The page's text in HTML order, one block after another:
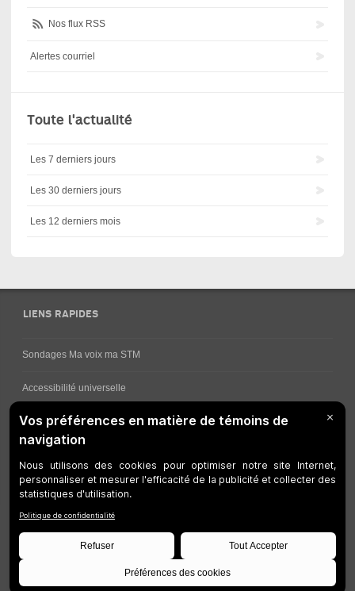
Nos flux RSS
Alertes courriel
Toute l'actualité
Les 7 derniers jours
Les 30 derniers jours
Les 12 derniers mois
LIENS RAPIDES
Sondages Ma voix ma STM
Accessibilité universelle
Comment obtenir vos horaires de bus
Travaux en cours
©STM1997-2026
Gestion des témoins
Accessibilité Web
Plan du site